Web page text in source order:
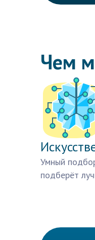
Чем
Умный
подберёт